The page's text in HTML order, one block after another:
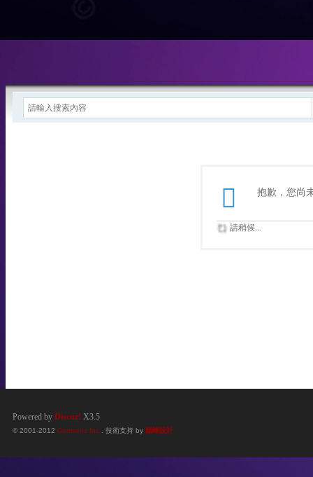
抱歉，您尚
請稍候...
Powered by Discuz! X3.5
© 2001-2012 Comsenz Inc. . 技術支持 by 巔峰設計